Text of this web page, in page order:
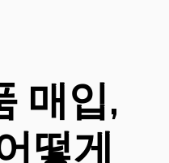
매입,
떻게